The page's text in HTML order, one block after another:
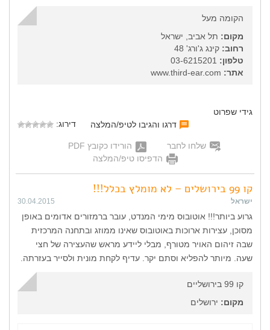
הקומה מעל
מקום: תל אביב, ישראל
רחוב: קינג ג'ורג' 48
טלפון:
אתר:
גידי שפרוט
דרגו והגיבו לטיפ/המלצה
דירוג:
שלחו לחבר
הורידו כקובץ PDF
הדפיסו טיפ/המלצה
קו 99 בירושלים – לא מומלץ בכלל!!!
ישראל 30.04.2015
גרוע ביותר!!! אוטובוס מימי המנדט, עובר ברמזורים אדומים באופן
מסוכן, עצירות ארוכות באוטובוס שאינו ממוזג ובתחנה המרכזית
שבה זיהום האויר מטורף, מבלי ליידע מראש שהעצירה של חצי
שעה. מיותר להפליא וסתם יקר. עדיף לקחת מונית ולסייר בעזרתה.
קו 99 בירושליים
מקום: ירושלים